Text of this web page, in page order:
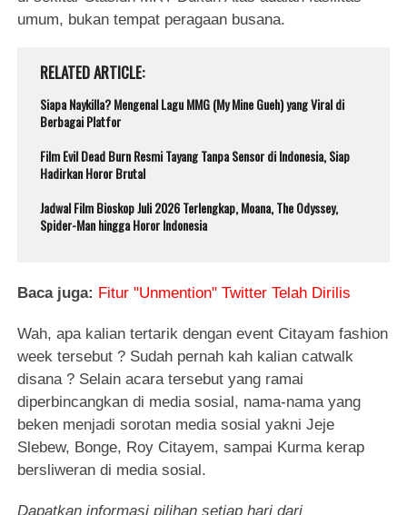
umum, bukan tempat peragaan busana.
RELATED ARTICLE
Siapa Naykilla? Mengenal Lagu MMG (My Mine Gueh) yang Viral di
Berbagai Platfor
Film Evil Dead Burn Resmi Tayang Tanpa Sensor di Indonesia, Siap
Hadirkan Horor Brutal
Jadwal Film Bioskop Juli 2026 Terlengkap, Moana, The Odyssey,
Spider-Man hingga Horor Indonesia
Baca juga: Fitur "Unmention" Twitter Telah Dirilis
Wah, apa kalian tertarik dengan event Citayam fashion
week tersebut ? Sudah pernah kah kalian catwalk
disana ? Selain acara tersebut yang ramai
diperbincangkan di media sosial, nama-nama yang
beken menjadi sorotan media sosial yakni Jeje
Slebew, Bonge, Roy Citayem, sampai Kurma kerap
bersliweran di media sosial.
Dapatkan informasi pilihan setiap hari dari